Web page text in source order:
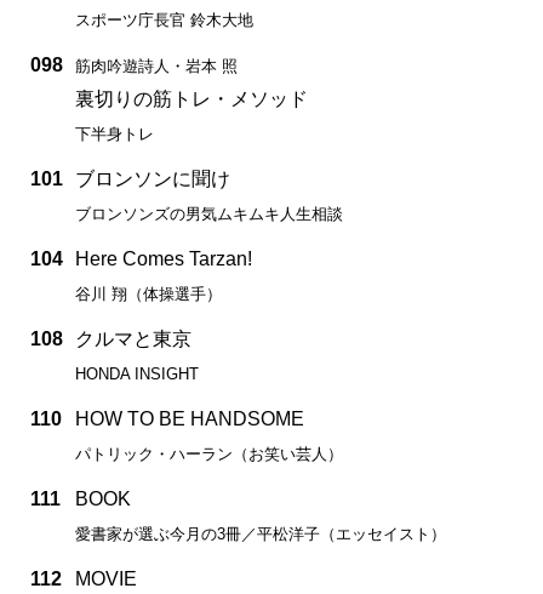
スポーツ庁長官 鈴木大地
098 筋肉吟遊詩人・岩本 照
裏切りの筋トレ・メソッド
下半身トレ
101 ブロンソンに聞け
ブロンソンズの男気ムキムキ人生相談
104 Here Comes Tarzan!
谷川 翔（体操選手）
108 クルマと東京
HONDA INSIGHT
110 HOW TO BE HANDSOME
パトリック・ハーラン（お笑い芸人）
111 BOOK
愛書家が選ぶ今月の3冊／平松洋子（エッセイスト）
112 MOVIE